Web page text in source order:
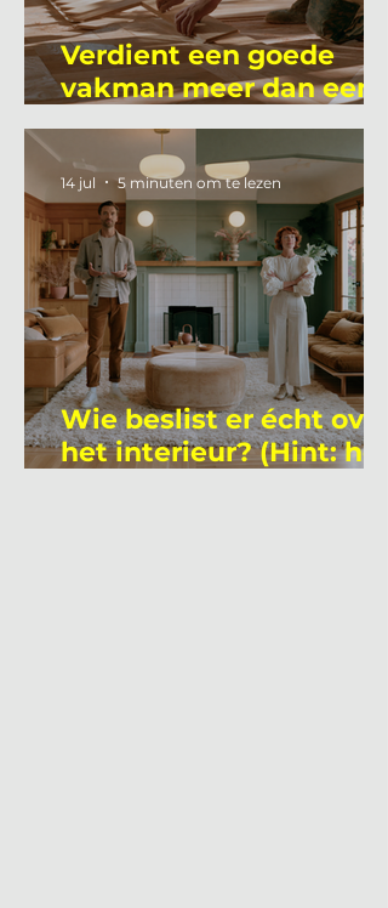
Verdient een goede
vakman meer dan een
gemiddelde
academicus?
Wie beslist er écht over
het interieur? (Hint: het
14 jul 5 minuten om te lezen